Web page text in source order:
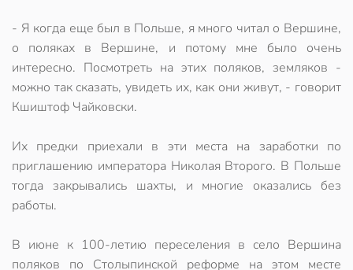
- Я когда еще был в Польше, я много читал о Вершине,
о поляках в Вершине, и потому мне было очень
интересно. Посмотреть на этих поляков, земляков -
можно так сказать, увидеть их, как они живут, - говорит
Кшиштоф Чайковски.
Их предки приехали в эти места на заработки по
приглашению императора Николая Второго. В Польше
тогда закрывались шахты, и многие оказались без
работы.
В июне к 100-летию переселения в село Вершина
поляков по Столыпинской реформе на этом месте